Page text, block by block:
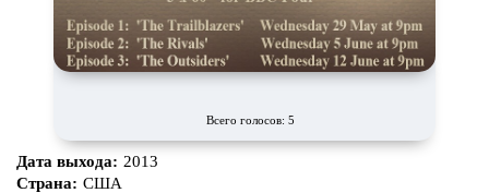
Всего голосов: 5
Дата выхода: 2013
Страна: США